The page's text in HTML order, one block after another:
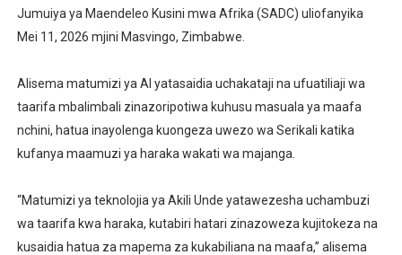
Jumuiya ya Maendeleo Kusini mwa Afrika (SADC) uliofanyika
Mei 11, 2026 mjini Masvingo, Zimbabwe.
Alisema matumizi ya AI yatasaidia uchakataji na ufuatiliaji wa
taarifa mbalimbali zinazoripotiwa kuhusu masuala ya maafa
nchini, hatua inayolenga kuongeza uwezo wa Serikali katika
kufanya maamuzi ya haraka wakati wa majanga.
“Matumizi ya teknolojia ya Akili Unde yatawezesha uchambuzi
wa taarifa kwa haraka, kutabiri hatari zinazoweza kujitokeza na
kusaidia hatua za mapema za kukabiliana na maafa,” alisema